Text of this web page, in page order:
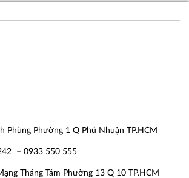
Phùng Phường 1 Q Phú Nhuận TP.HCM
– 0933 550 555
Tháng Tám Phường 13 Q 10 TP.HCM